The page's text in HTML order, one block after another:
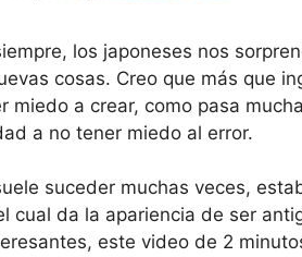
los japoneses nos
cosas. Creo que más que
miedo a crear, como pasa
a no tener miedo al error.
suceder muchas veces,
cual da la apariencia de ser
este video de 2